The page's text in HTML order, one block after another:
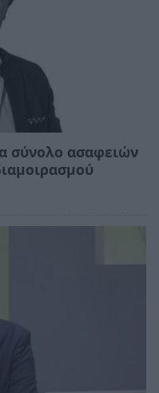
σύνολο ασαφειών